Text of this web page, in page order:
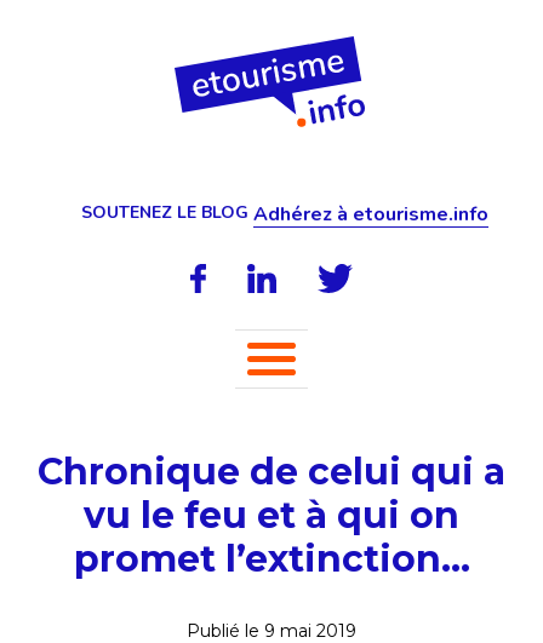
SOUTENEZ LE BLOG Adhérez à etourisme.info
Chronique de celui qui a
vu le feu et à qui on
promet l’extinction…
Publié le 9 mai 2019